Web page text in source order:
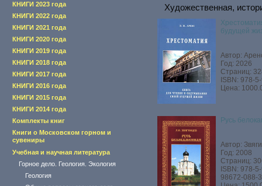
КНИГИ 2023 года
КНИГИ 2022 года
КНИГИ 2021 года
КНИГИ 2020 года
КНИГИ 2019 года
КНИГИ 2018 года
КНИГИ 2017 года
КНИГИ 2016 года
КНИГИ 2015 года
КНИГИ 2014 года
Комплекты книг
Книги о Московском горном и
сувениры
Учебная и научная литература
Горное дело. Геология. Экология
Геология
Художественная,
будущей
Автор:
Год: 2026
Страниц:
ISBN: 978-
Цена:
Русь
Автор:
Год: 2008
Страниц:
ISBN: 978-
98672-088-3